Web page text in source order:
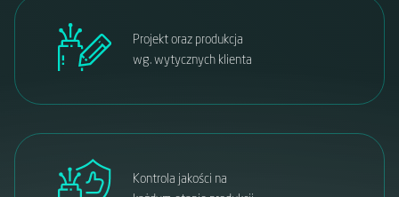
Projekt oraz produkcja
wg. wytycznych klienta
Kontrola jakości na